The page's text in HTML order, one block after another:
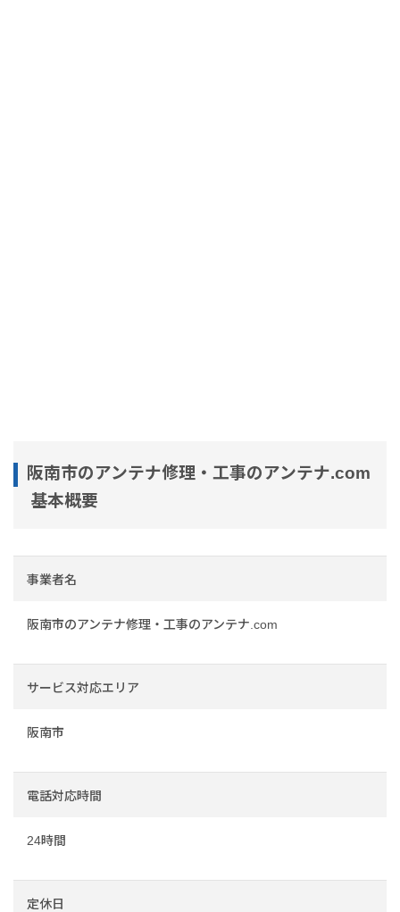
阪南市のアンテナ修理・工事のアンテナ.com
基本概要
事業者名
阪南市のアンテナ修理・工事のアンテナ.com
サービス対応エリア
阪南市
電話対応時間
24時間
定休日